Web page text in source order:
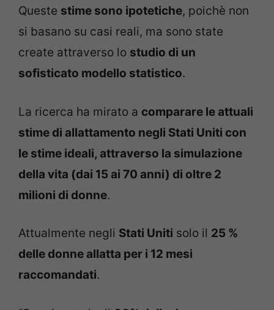
Queste stime sono ipotetiche, poichè non
si basano su casi reali, ma sono state
create attraverso lo studio di un
sofisticato modello statistico.
La ricerca ha mirato a comparare le attuali
stime di allattamento negli Stati Uniti con
le stime ideali, attraverso la simulazione
della vita (dai 15 ai 70 anni) di oltre 2
milioni di donne.
Attualmente negli Stati Uniti solo il 25 %
delle donne allatta per i 12 mesi
raccomandati.